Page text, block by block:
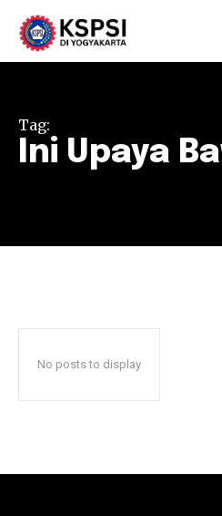
Tag:
Ini Upaya
No posts to display